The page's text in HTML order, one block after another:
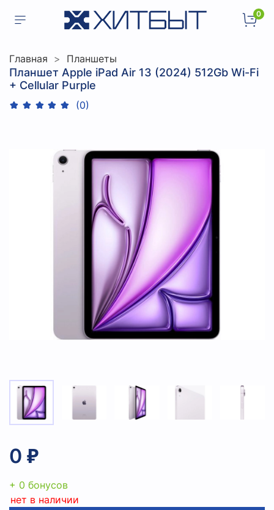
0
Главная Планшеты
Планшет Apple iPad Air 13 (2024) 512Gb Wi-Fi
+ Cellular Purple
(0)
0 ₽
+ 0 бонусов
нет в наличии